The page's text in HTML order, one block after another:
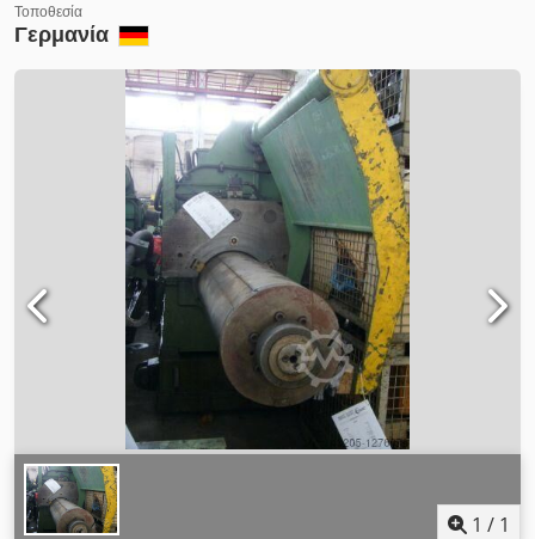
Τοποθεσία
Γερμανία
1 / 1